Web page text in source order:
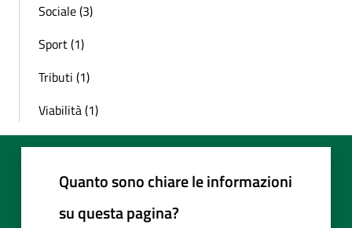
Sociale (3)
Sport (1)
Tributi (1)
Viabilità (1)
Quanto sono chiare le informazioni
su questa pagina?